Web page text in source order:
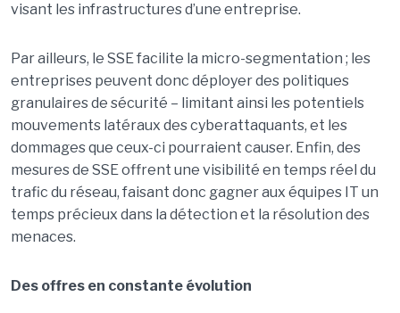
visant les infrastructures d’une entreprise.
Par ailleurs, le SSE facilite la micro-segmentation ; les
entreprises peuvent donc déployer des politiques
granulaires de sécurité – limitant ainsi les potentiels
mouvements latéraux des cyberattaquants, et les
dommages que ceux-ci pourraient causer. Enfin, des
mesures de SSE offrent une visibilité en temps réel du
trafic du réseau, faisant donc gagner aux équipes IT un
temps précieux dans la détection et la résolution des
menaces.
Des offres en constante évolution